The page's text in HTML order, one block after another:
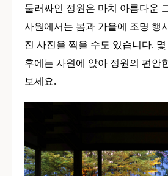
둘러싸인 정원은 마치 아름다운
사원에서는 봄과 가을에 조명 행
진 사진을 찍을 수도 있습니다.
후에는 사원에 앉아 정원의 편안
보세요.